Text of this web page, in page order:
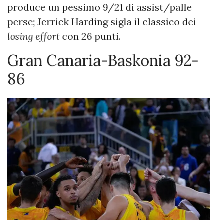
produce un pessimo 9/21 di assist/palle
perse; Jerrick Harding sigla il classico dei
losing effort con 26 punti.
Gran Canaria-Baskonia 92-
86